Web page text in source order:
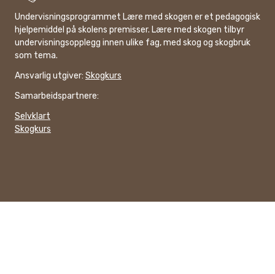
Undervisningsprogrammet Lære med skogen er et pedagogisk
hjelpemiddel på skolens premisser. Lære med skogen tilbyr
undervisningsopplegg innen ulike fag, med skog og skogbruk
som tema.
Ansvarlig utgiver: Skogkurs
Samarbeidspartnere:
Selvklart
Skogkurs